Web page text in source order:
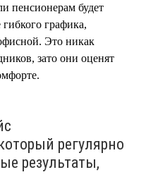
пенсионерам будет
графика,
Это никак
зато они оценят
регулярно
результаты,